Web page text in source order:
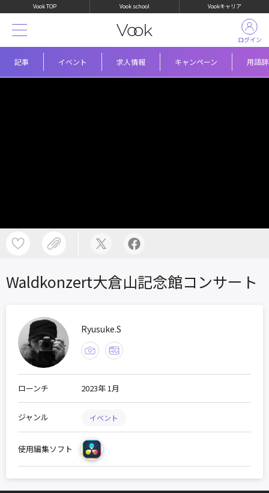
Vook TOP Vook school Vookキャリア
記事 イベント 求人情報 キャンペーン 用語
ログイン
Waldkonzert大倉山記念館コンサート
Ryusuke.S
ローンチ 2023年 1月
ジャンル イベント
使用編集ソフト